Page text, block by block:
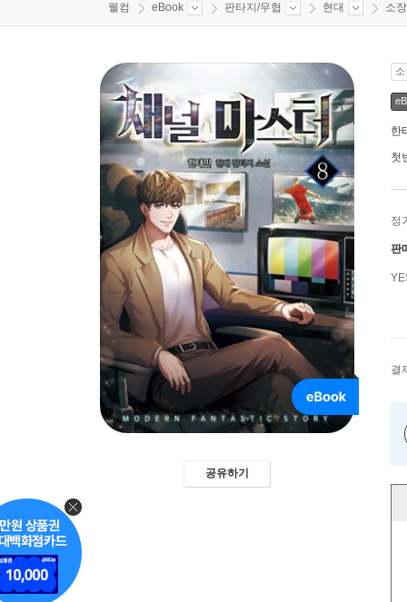
웰컴 eBook 판타지/무협 현대 소장
공유하기
한
첫
정
판
결